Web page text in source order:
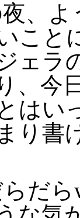
、
こと
ェラ
、今
はい
り書
だ